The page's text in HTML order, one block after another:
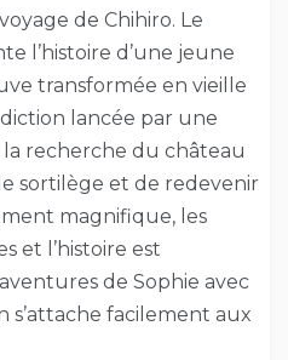
de Chihiro. Le
l’histoire d’une jeune
transformée en vieille
lancée par une
la recherche du château
sortilège et de redevenir
magnifique, les
et l’histoire est
de Sophie avec
s’attache facilement aux